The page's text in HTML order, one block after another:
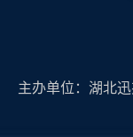
主办单位：湖北